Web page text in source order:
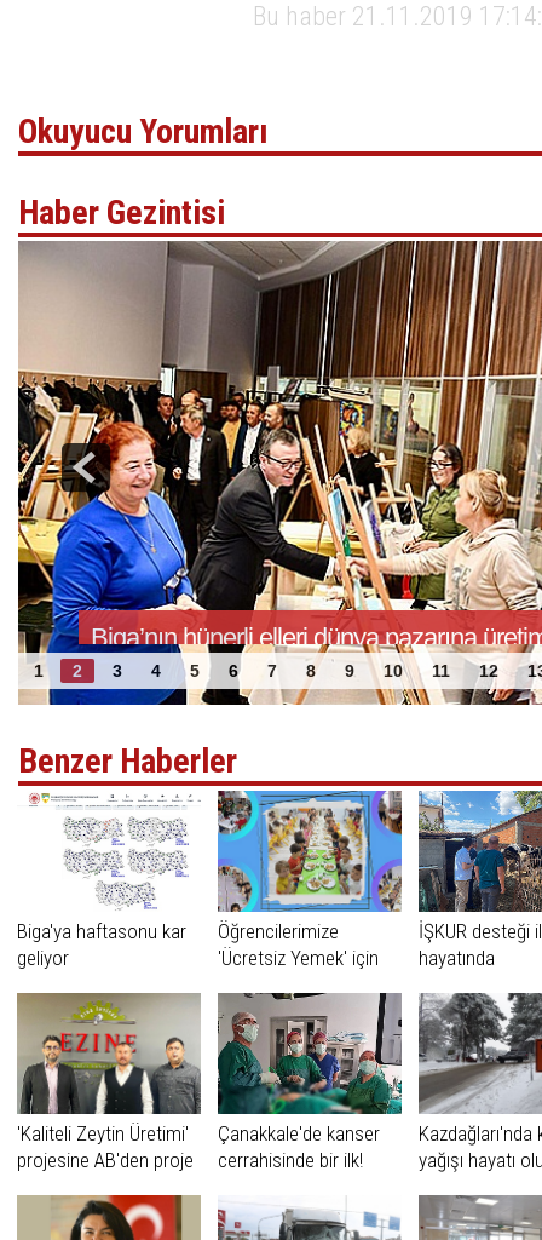
Bu haber 21.11.2019
Okuyucu Yorumları
Haber Gezintisi
1 2 3 4 5 6 7 8 9 10 11 12
Biga’nın hünerli elleri dünya pazarına
Benzer Haberler
Biga'ya haftasonu kar
geliyor
Öğrencilerimize
'Ücretsiz Yemek' için
tamamladık
İŞKUR desteği
hayatında
'Kaliteli Zeytin Üretimi'
projesine AB'den proje
Çanakkale'de kanser
cerrahisinde bir ilk!
Kazdağları'nda
yağışı hayatı